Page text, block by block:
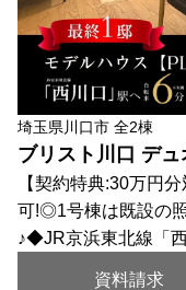
埼玉県川口市 全2棟
ブリスト川口 デ
【契約特典:30万円
可!◎1号棟は既設の
♪◆JR京浜東北線「
資料請求